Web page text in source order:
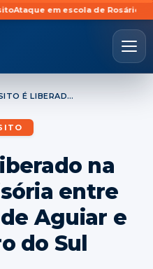
em escola de Rosário do Sul
TRÂNSITO É LIBERADO NA PONTE PROVISÓRIA ENTRE DILERMANDO DE AGUIAR E SÃO PEDRO DO SUL
na
entre
Aguiar e
do Sul